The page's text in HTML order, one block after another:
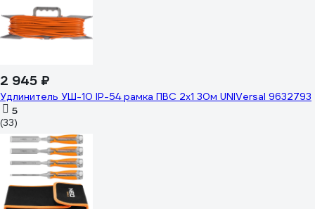
2 945 ₽
Удлинитель УШ-10 IP-54 рамка ПВС 2x1 30м UNIVersal 9632793
5
(33)